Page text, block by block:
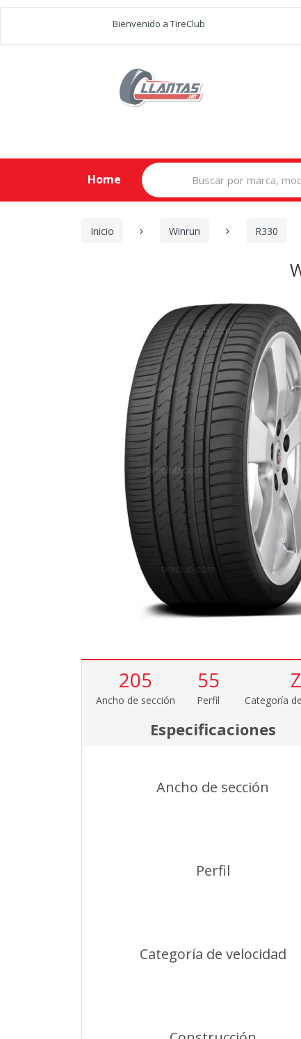
Bienvenido a TireClub
Home
Search
for:
Inicio Winrun R330
205
Ancho de sección
55
Perfil
Z
Categoría
Especificaciones
Ancho de sección
Perfil
Categoría de velocidad